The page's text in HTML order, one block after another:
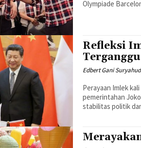
Refleksi
Edbert Gani
Perayaan Imlek
pemerintahan
stabilitas politik